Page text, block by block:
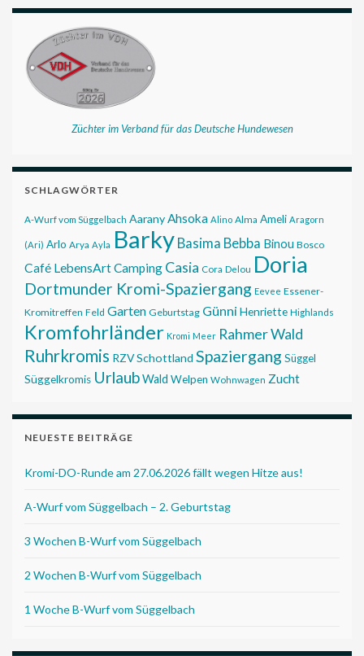
Züchter im Verband für das Deutsche Hundewesen
SCHLAGWÖRTER
A-Wurf vom Süggelbach AaranyAhsoka Alino Alma Ameli Aragorn
(Ari) Arlo Arya Ayla BarkyBasima Bebba Binou Bosco
Café LebensArtCamping Casia Cora Delou Doria
Dortmunder Kromi-Spaziergang Eevee Essener-
Kromitreffen Feld Garten Geburtstag Günni Henriette Highlands
Kromfohrländer Kromi Meer Rahmer Wald
Ruhrkromis RZVSchottland Spaziergang Süggel
Süggelkromis UrlaubWald Welpen Wohnwagen Zucht
NEUESTE BEITRÄGE
Kromi-DO-Runde am 27.06.2026 fällt wegen Hitze aus!
A-Wurf vom Süggelbach – 2. Geburtstag
3 Wochen B-Wurf vom Süggelbach
2 Wochen B-Wurf vom Süggelbach
1 Woche B-Wurf vom Süggelbach